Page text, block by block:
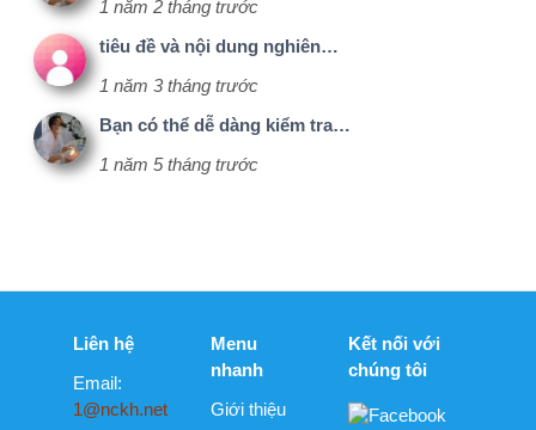
Điện thoại:
0886500056
Dịch vụ
Liên hệ
bảo mật
NCKH
Member - Chỉ
thành viên